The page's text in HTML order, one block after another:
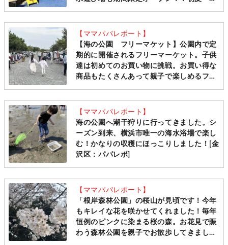
【ママパパレポート】
【海の公園 フリーマケット】公園内で定
期的に開催されるフリーマーケット。子供
達は初めてのお買い物に挑戦。お買い得な
商品もたくさんあって親子で楽しめるフリ
【ママパパレポート】
海の公園へ潮干狩りに行ってきました。シ
ーズン到来、横浜市唯一の海水浴場で楽し
む！かなりの収穫にほっこりしました！[金
沢区：パパレポ]
【ママパパレポート】
「根岸森林公園」の桜山が見頃です！今年
もキレイな花を咲かせてくれました！毎年
恒例のピンクに染まる桜の森。お花見で賑
わう森林公園を親子でお散歩してきまし